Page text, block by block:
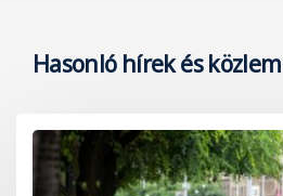
Hasonló hírek és